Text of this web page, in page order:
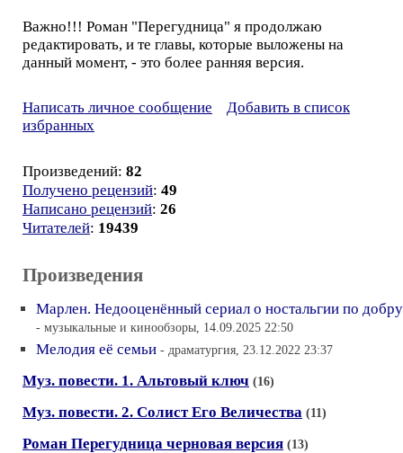
Важно!!! Роман "Перегудница" я продолжаю
редактировать, и те главы, которые выложены на
данный момент, - это более ранняя версия.
Написать личное сообщение
Добавить в список
избранных
Произведений: 82
Получено рецензий: 49
Написано рецензий: 26
Читателей: 19439
Произведения
Марлен. Недооценённый сериал о ностальгии по добру
- музыкальные и кинообзоры, 14.09.2025 22:50
Мелодия её семьи - драматургия, 23.12.2022 23:37
Муз. повести. 1. Альтовый ключ (16)
Муз. повести. 2. Солист Его Величества (11)
Роман Перегудница черновая версия (13)